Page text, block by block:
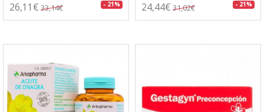
26,11€ 33,14€ - 21% 24,44€ 31,02€ - 21%